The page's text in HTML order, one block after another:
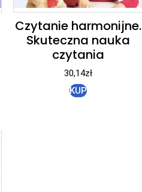
Czytanie harmonijne.
Skuteczna nauka
czytania
30,14zł
KUP